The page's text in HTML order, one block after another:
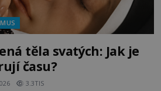
těla svatých: Jak je
času?
3.3TIS